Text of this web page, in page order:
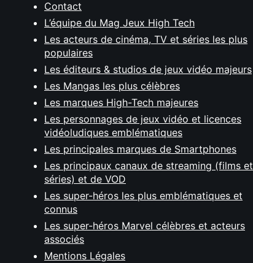
Contact
L’équipe du Mag Jeux High Tech
Les acteurs de cinéma, TV et séries les plus
populaires
Les éditeurs & studios de jeux vidéo majeurs
Les Mangas les plus célèbres
Les marques High-Tech majeures
Les personnages de jeux vidéo et licences
vidéoludiques emblématiques
Les principales marques de Smartphones
Les principaux canaux de streaming (films et
séries) et de VOD
Les super-héros les plus emblématiques et
connus
Les super-héros Marvel célèbres et acteurs
associés
Mentions Légales